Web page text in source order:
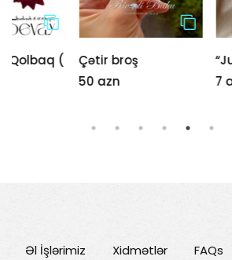
Çətir broş
“Just colors”
Əl İşlərimiz Xidmətlər FAQs